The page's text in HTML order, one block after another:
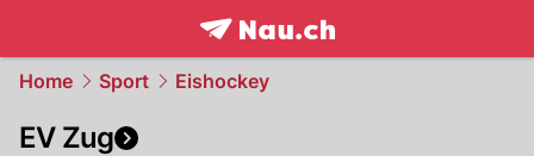
frontpage.NAU.ch
Home Sport Eishockey
EV Zug